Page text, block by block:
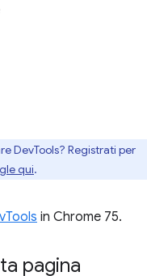
DevTools? Registrati per
qui.
in Chrome 75.
pagina